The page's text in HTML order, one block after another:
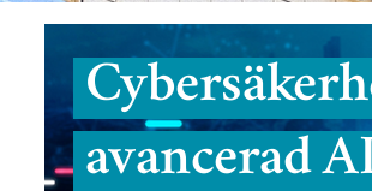
avancerad